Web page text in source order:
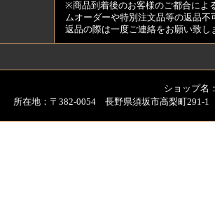
※商品到着後のお客様のご都合によ
ムオーダーや特別注文品等の返品不
返品の際は一度ご連絡をお願い致し
ショップ名
所在地：〒382-0054 長野県須坂市高梨町291-